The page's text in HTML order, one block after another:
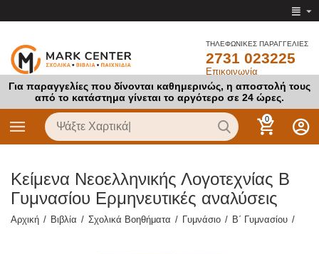
ΤΗΛΕΦΩΝΙΚΕΣ ΠΑΡΑΓΓΕΛΙΕΣ
2731 023225
Επικοινωνία
Για παραγγελίες που δίνονται καθημερινώς, η αποστολή τους
από το κατάστημα γίνεται το αργότερο σε 24 ώρες.
0
Κείμενα Νεοελληνικής Λογοτεχνίας Β
Γυμνασίου Ερμηνευτικές αναλύσεις
Αρχική / Βιβλία / Σχολικά Βοηθήματα / Γυμνάσιο / Β΄ Γυμνασίου /